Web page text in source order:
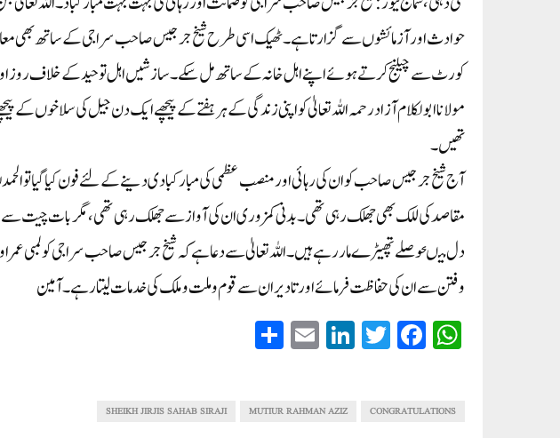
حوادث اور آزمائشوں سے گزارتا ہے۔ ٹھیک اسی طرح شیخ جرجیس صاحب سراجی کے ساتھ بھی معاملہ
کورٹ سے چیلنج کرتے ہوئے اپنے اہل خانہ کے ساتھ مل سکے۔ سازشیں اہل توحید کے خلاف روز
مولانا ابولکلام آزاد رحمہ اللہ تعالیٰ کو اپنی زندگی کے ہر ہفتے کے پیچھے ایک دن جیل کی سلاخوں کے
تھیں۔
آج شیخ جرجیس صاحب کو ان کی رہائی اور منصب عظمی کی مبارکبادی دینے کے لئے فون کیا گیا تو
مقاصد کی للک بھی جھلک رہی تھی۔ بدنی کمزوری ان کی آواز سے جھلک رہی تھی، مگر بات چیت سے
دل میںحوصلے تھپیڑے مار رہے ہیں۔ اللہ تعالیٰ سے دعا ہے کہ شیخ جرجیس صاحب سراجی کو لمبی
وفتن سے ان کی حفاظت فرمائے اور تادیر ان سے قوم وملت وملک کی خدمات لیتا رہے۔ آمین
W
ha
A
Fa
ce
ok
T
wi
Li
nk
In
E
m
CONGRATULATIONS
MUTIUR RAHMAN AZIZ
SHEIKH JIRJIS SAHAB SIRAJI